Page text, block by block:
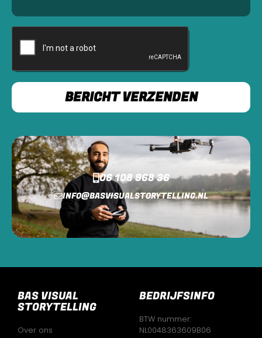
BERICHT VERZENDEN
06 108 968 36
INFO@BASVISUALSTORYTELLING.NL
BAS VISUAL
STORYTELLING
Over ons
BEDRIJFSINFO
BTW nummer:
NL0048363609B06